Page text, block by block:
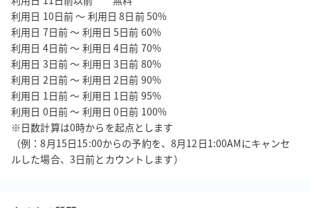
利用日 10日前 ～ 利用日 8日前 50%
利用日 7日前 ～ 利用日 5日前 60%
利用日 4日前 ～ 利用日 4日前 70%
利用日 3日前 ～ 利用日 3日前 80%
利用日 2日前 ～ 利用日 2日前 90%
利用日 1日前 ～ 利用日 1日前 95%
利用日 0日前 ～ 利用日 0日前 100%
※日数計算は0時からを起点とします
（例：8月15日15:00からの予約を、8月12日1:00AMにキャンセ